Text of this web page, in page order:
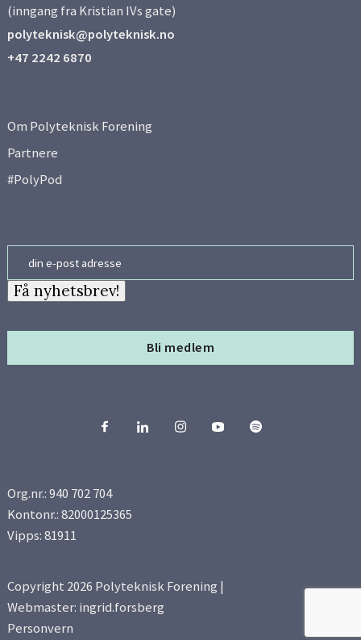
(inngang fra Kristian IVs gate)
polyteknisk@polyteknisk.no
+47 2242 6870
Om Polyteknisk Forening
Partnere
#PolyPod
Bli medlem
Få nyhetsbrev!
Org.nr.: 940 702 704
Kontonr.: 82000125365
Vipps: 81911
Copyright 2026 Polyteknisk Forening |
Webmaster: ingrid.forsberg
Personvern